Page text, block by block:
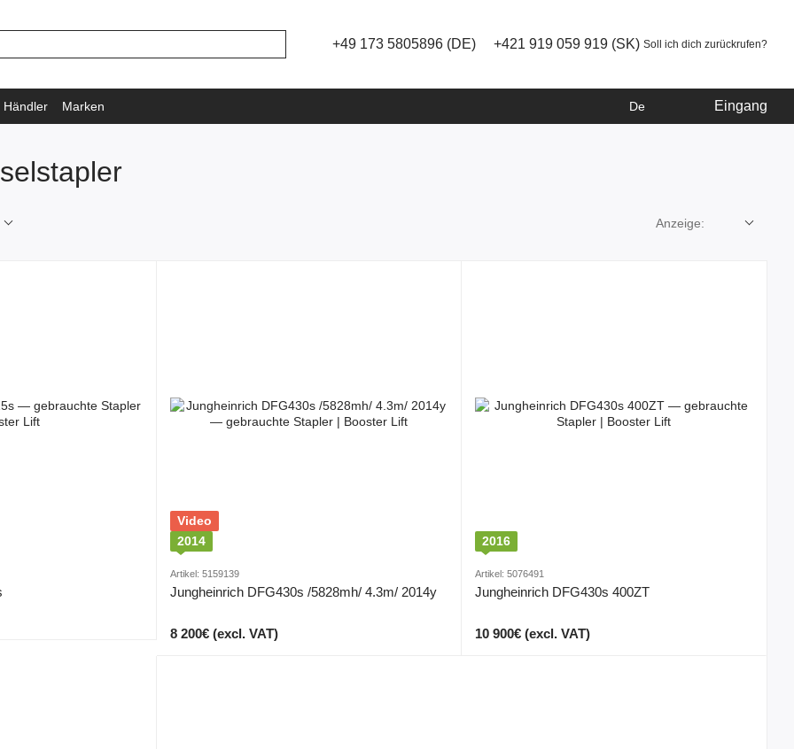
+49 173 5805896 (DE) +421 919 059 919 (SK) Soll ich dich zurückrufen?
Händler
Marken
De Eingang
Anzeige:
Video
2014
Artikel: 5159139
Jungheinrich DFG430s /5828mh/ 4.3m/ 2014y
8 200€ (excl. VAT)
2016
Artikel: 5076491
Jungheinrich DFG430s 400ZT
10 900€ (excl. VAT)